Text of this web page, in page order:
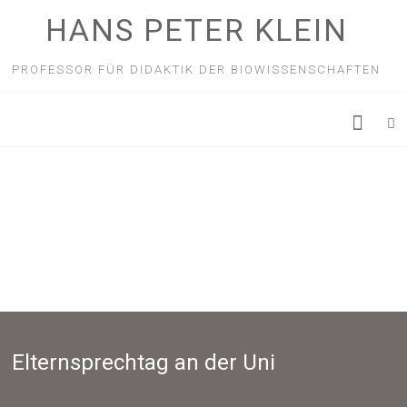
HANS PETER KLEIN
PROFESSOR FÜR DIDAKTIK DER BIOWISSENSCHAFTEN
Elternsprechtag an der Uni